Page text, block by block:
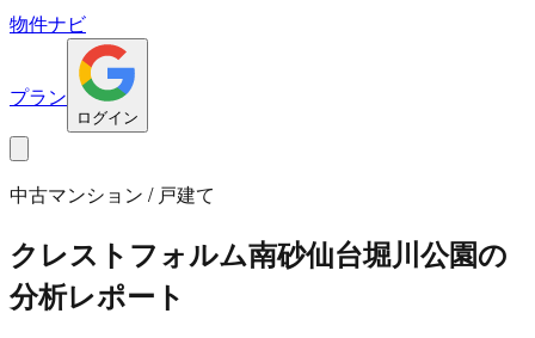
物件ナビ
プラン
ログイン
中古マンション / 戸建て
クレストフォルム南砂仙台堀川公園の
分析レポート